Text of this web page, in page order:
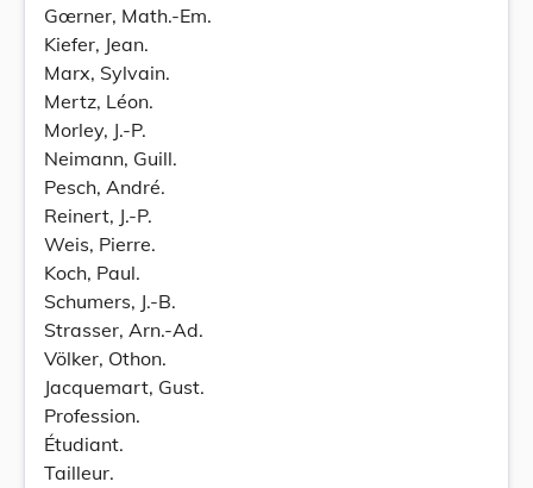
Gœrner, Math.-Em.
Kiefer, Jean.
Marx, Sylvain.
Mertz, Léon.
Morley, J.-P.
Neimann, Guill.
Pesch, André.
Reinert, J.-P.
Weis, Pierre.
Koch, Paul.
Schumers, J.-B.
Strasser, Arn.-Ad.
Völker, Othon.
Jacquemart, Gust.
Profession.
Étudiant.
Tailleur.